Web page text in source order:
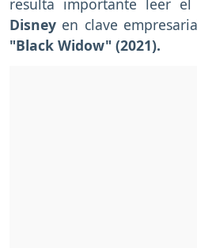
resulta importante leer
Disney en clave
"Black Widow" (2021).